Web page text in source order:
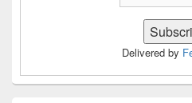
Delivered by